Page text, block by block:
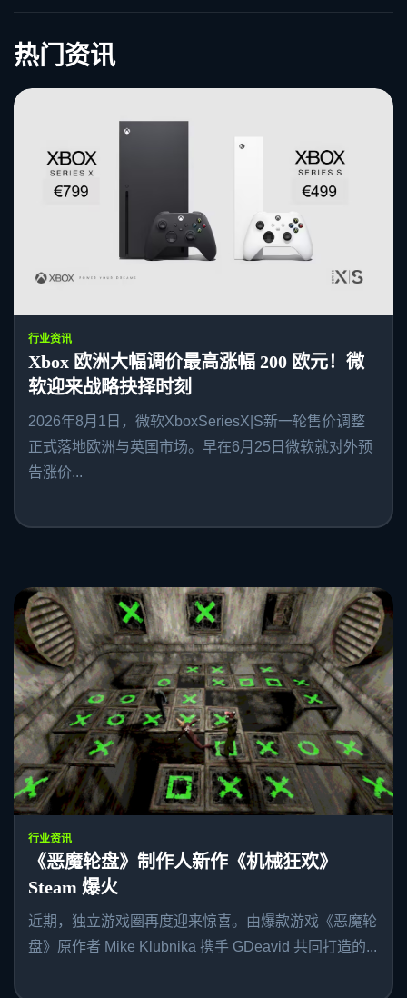
热门资讯
行业资讯
Xbox 欧洲大幅调价最高涨幅 200 欧元！微
软迎来战略抉择时刻
2026年8月1日，微软XboxSeriesX|S新一轮售价调整
正式落地欧洲与英国市场。早在6月25日微软就对外预
告涨价...
行业资讯
《恶魔轮盘》制作人新作《机械狂欢》
Steam 爆火
近期，独立游戏圈再度迎来惊喜。由爆款游戏《恶魔轮
盘》原作者 Mike Klubnika 携手 GDeavid 共同打造的...